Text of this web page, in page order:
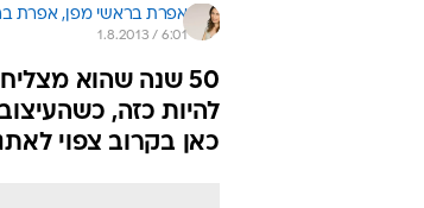
אפרת בראשי מפן, אפרת
1.8.2013 / 6:01
50 שנה שהוא
להיות כזה,
כאן בקרוב צפוי